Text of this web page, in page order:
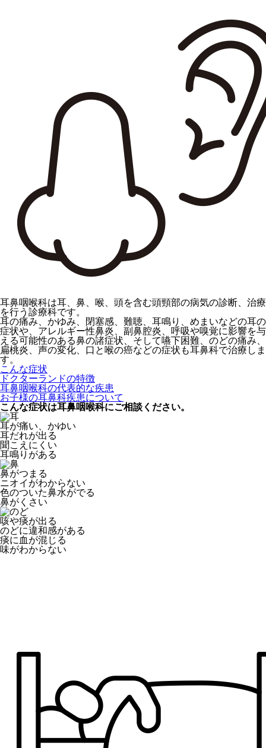
耳鼻咽喉科は耳、鼻、喉、頭を含む頭頸部の病気の診断、治療
を行う診療科です。
耳の痛み、かゆみ、閉塞感、難聴、耳鳴り、めまいなどの耳の
症状や、アレルギー性鼻炎、副鼻腔炎、呼吸や嗅覚に影響を与
える可能性のある鼻の諸症状、そして嚥下困難、のどの痛み、
扁桃炎、声の変化、口と喉の癌などの症状も耳鼻科で治療しま
す。
こんな症状
ドクターランドの特徴
耳鼻咽喉科の代表的な疾患
お子様の耳鼻科疾患について
こんな症状は耳鼻咽喉科にご相談ください。
耳が痛い、かゆい
耳だれが出る
聞こえにくい
耳鳴りがある
鼻がつまる
ニオイがわからない
色のついた鼻水がでる
鼻がくさい
咳や痰が出る
のどに違和感がある
痰に血が混じる
味がわからない